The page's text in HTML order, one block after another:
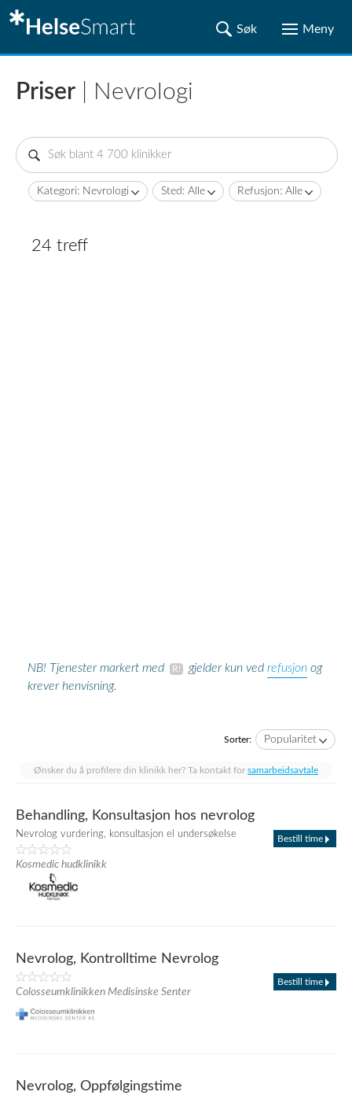
Priser | Nevrologi
Kategori: Nevrologi Sted: Alle Refusjon: Alle
24 treff
NB! Tjenester markert med gjelder kun ved refusjon og
krever henvisning.
Sorter: Popularitet
Ønsker du å profilere din klinikk her? Ta kontakt for samarbeidsavtale
Behandling, Konsultasjon hos nevrolog
Nevrolog vurdering, konsultasjon el undersøkelse
Kosmedic hudklinikk
Bestill time
Nevrolog, Kontrolltime Nevrolog
Colosseumklinikken Medisinske Senter
Bestill time
Nevrolog, Oppfølgingstime